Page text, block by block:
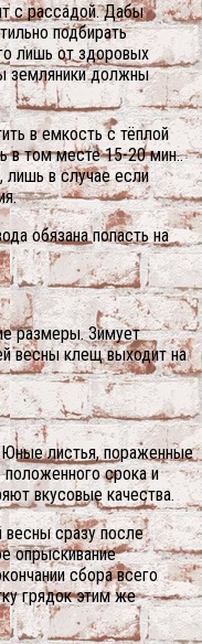
с рассадой. Дабы
подбирать
лишь от здоровых
земляники должны
в емкость с тёплой
в том месте 15-20 мин..
в случае если
обязана попасть на
размеры. Зимует
весны клещ выходит на
листья, пораженные
срока и
вкусовые качества.
весны сразу после
опрыскивание
сбора всего
грядок этим же